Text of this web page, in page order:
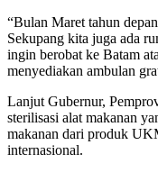
“Bulan Maret tahun
Sekupang kita juga ada
ingin berobat ke Batam
menyediakan ambulan
Lanjut Gubernur,
sterilisasi alat makanan
makanan dari produk
internasional.